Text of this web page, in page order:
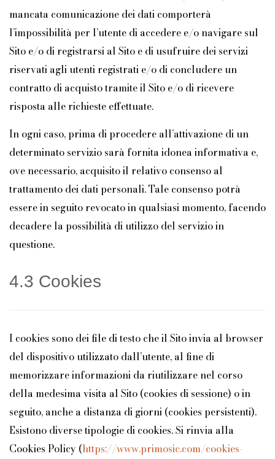
mancata comunicazione dei dati comporterà
l’impossibilità per l’utente di accedere e/o navigare sul
Sito e/o di registrarsi al Sito e di usufruire dei servizi
riservati agli utenti registrati e/o di concludere un
contratto di acquisto tramite il Sito e/o di ricevere
risposta alle richieste effettuate.
In ogni caso, prima di procedere all’attivazione di un
determinato servizio sarà fornita idonea informativa e,
ove necessario, acquisito il relativo consenso al
trattamento dei dati personali. Tale consenso potrà
essere in seguito revocato in qualsiasi momento, facendo
decadere la possibilità di utilizzo del servizio in
questione.
4.3 Cookies
I cookies sono dei file di testo che il Sito invia al browser
del dispositivo utilizzato dall’utente, al fine di
memorizzare informazioni da riutilizzare nel corso
della medesima visita al Sito (cookies di sessione) o in
seguito, anche a distanza di giorni (cookies persistenti).
Esistono diverse tipologie di cookies. Si rinvia alla
Cookies Policy (https://www.primosic.com/cookies-